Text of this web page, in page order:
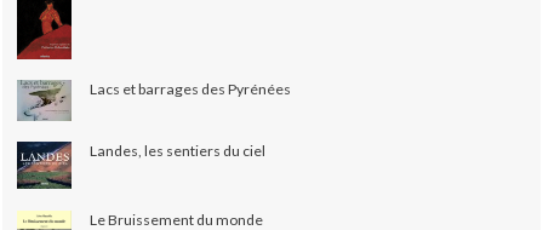
Lacs et barrages des Pyrénées
Landes, les sentiers du ciel
Le Bruissement du monde